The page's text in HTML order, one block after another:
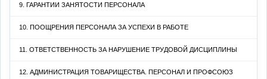
9. ГАРАНТИИ ЗАНЯТОСТИ ПЕРСОНАЛА
10. ПООЩРЕНИЯ ПЕРСОНАЛА ЗА УСПЕХИ В РАБОТЕ
11. ОТВЕТСТВЕННОСТЬ ЗА НАРУШЕНИЕ ТРУДОВОЙ ДИСЦИПЛИНЫ
12. АДМИНИСТРАЦИЯ ТОВАРИЩЕСТВА. ПЕРСОНАЛ И ПРОФСОЮЗ